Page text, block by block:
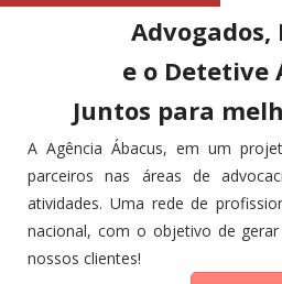
Advogados,
e o Detetive
Juntos para
A Agência Ábacus, em um
parceiros nas áreas de
atividades. Uma rede de
nacional, com o objetivo de
nossos clientes!